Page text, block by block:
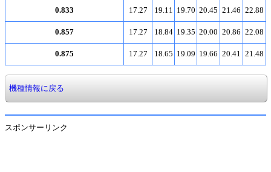
0.833 17.27 19.11 19.70 20.45 21.46 22.88
0.857 17.27 18.84 19.35 20.00 20.86 22.08
0.875 17.27 18.65 19.09 19.66 20.41 21.48
機種情報に戻る
スポンサーリンク